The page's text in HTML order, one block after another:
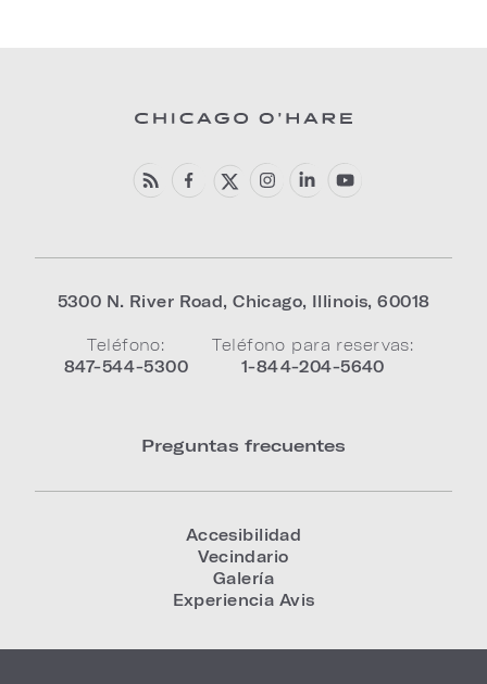
5300 N. River Road,Chicago, Illinois,60018
Teléfono:
847-544-5300
Teléfono para reservas:
1-844-204-5640
Preguntas frecuentes
Accesibilidad
Vecindario
Galería
Experiencia Avis